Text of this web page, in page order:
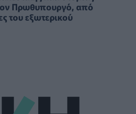
Πρωθυπουργό, από
του εξωτερικού